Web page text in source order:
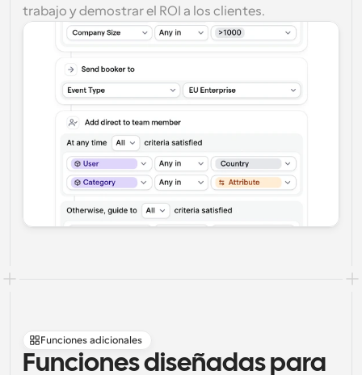
trabajo y demostrar el ROI a los clientes.
Funciones adicionales
Funciones diseñadas para